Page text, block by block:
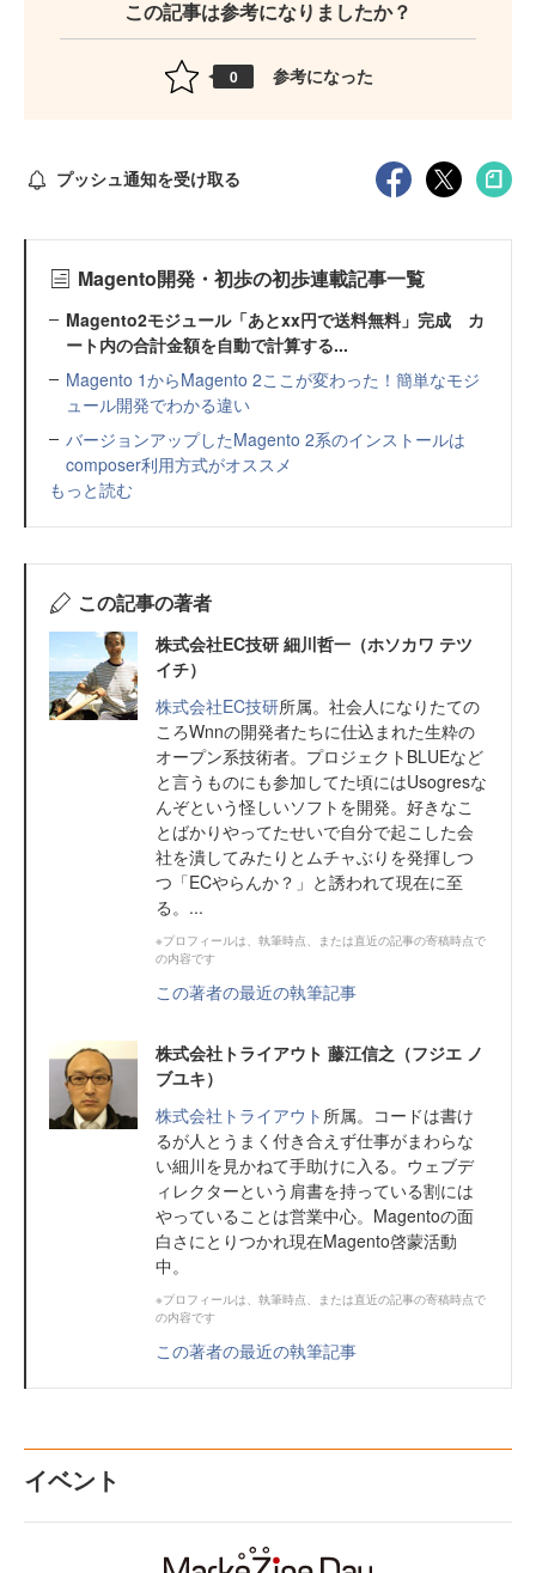
この記事は参考になりましたか？
0 参考になった
プッシュ通知を受け取る
Magento開発・初歩の初歩連載記事一覧
Magento2モジュール「あとxx円で送料無料」完成 カ
ート内の合計金額を自動で計算する...
Magento 1からMagento 2ここが変わった！簡単なモジ
ュール開発でわかる違い
バージョンアップしたMagento 2系のインストールは
composer利用方式がオススメ
もっと読む
この記事の著者
株式会社EC技研 細川哲一（ホソカワ テツ
イチ）
株式会社EC技研所属。社会人になりたての
ころWnnの開発者たちに仕込まれた生粋の
オープン系技術者。プロジェクトBLUEなど
と言うものにも参加してた頃にはUsogresな
んぞという怪しいソフトを開発。好きなこ
とばかりやってたせいで自分で起こした会
社を潰してみたりとムチャぶりを発揮しつ
つ「ECやらんか？」と誘われて現在に至
る。...
※プロフィールは、執筆時点、または直近の記事の寄稿時点で
の内容です
この著者の最近の執筆記事
株式会社トライアウト 藤江信之（フジエ ノ
ブユキ）
株式会社トライアウト 所属。コードは書け
るが人とうまく付き合えず仕事がまわらな
い細川を見かねて手助けに入る。ウェブデ
ィレクターという肩書を持っている割には
やっていることは営業中心。Magentoの面
白さにとりつかれ現在Magento啓蒙活動
中。
※プロフィールは、執筆時点、または直近の記事の寄稿時点で
の内容です
この著者の最近の執筆記事
イベント